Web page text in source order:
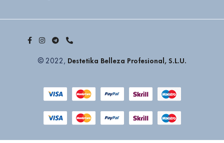
© 2022, Destetika Belleza Profesional, S.L.U.